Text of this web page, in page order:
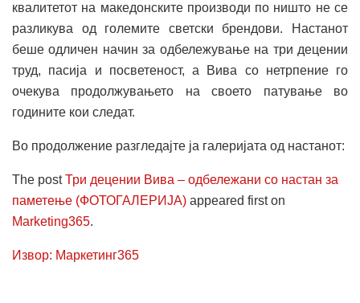
квалитетот на македонските производи по ништо не се
разликува од големите светски брендови. Настанот
беше одличен начин за одбележување на три децении
труд, пасија и посветеност, а Вива со нетрпение го
очекува продолжувањето на своето патување во
годините кои следат.
Во продолжение разгледајте ја галеријата од настанот:
The postТри децении Вива – одбележани со настан за
паметење (ФОТОГАЛЕРИЈА) appeared first on
Marketing365.
Извор: Маркетинг365